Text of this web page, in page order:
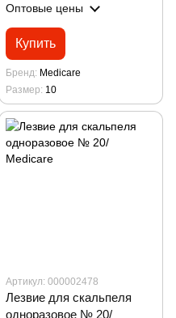
Оптовые цены
Купить
Бренд Medicare
Размер 10
Артикул: 000002478
Лезвие для скальпеля
одноразовое № 20/